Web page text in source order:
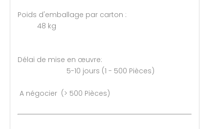
Poids d'emballage par carton :
48 kg
Délai de mise en œuvre:
5-10 jours (1 - 500 Pièces)
A négocier (> 500 Pièces)